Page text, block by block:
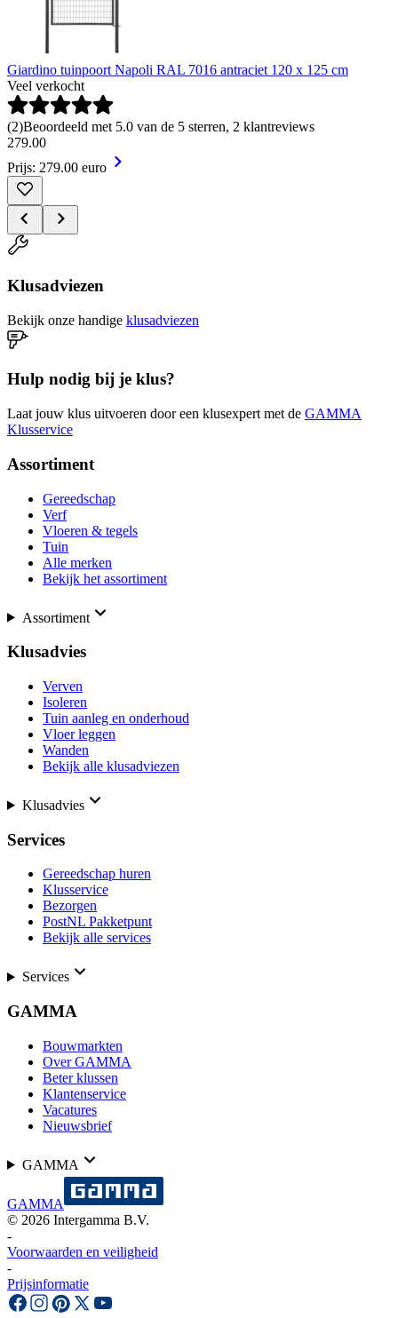
Giardino tuinpoort Napoli RAL 7016 antraciet 120 x 125 cm
Veel verkocht
(2)Beoordeeld met 5.0 van de 5 sterren, 2 klantreviews
279.00
Prijs: 279.00 euro
Klusadviezen
Bekijk onze handige klusadviezen
Hulp nodig bij je klus?
Laat jouw klus uitvoeren door een klusexpert met de GAMMA
Klusservice
Assortiment
Gereedschap
Verf
Vloeren & tegels
Tuin
Alle merken
Bekijk het assortiment
Assortiment
Klusadvies
Verven
Isoleren
Tuin aanleg en onderhoud
Vloer leggen
Wanden
Bekijk alle klusadviezen
Klusadvies
Services
Gereedschap huren
Klusservice
Bezorgen
PostNL Pakketpunt
Bekijk alle services
Services
GAMMA
Bouwmarkten
Over GAMMA
Beter klussen
Klantenservice
Vacatures
Nieuwsbrief
GAMMA
GAMMA
© 2026 Intergamma B.V.
-
Voorwaarden en veiligheid
-
Prijsinformatie